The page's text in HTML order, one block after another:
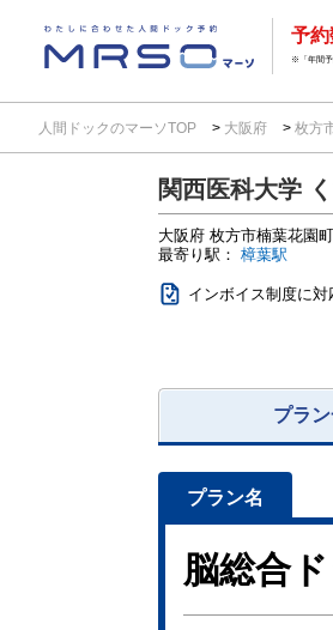
予
※「年間予
人間ドックのマーソTOP 大阪府 枚方
関西医科大学
大阪府 枚方市楠葉花園
最寄り駅： 樟葉駅
インボイス制度に対
プラ
脳総合